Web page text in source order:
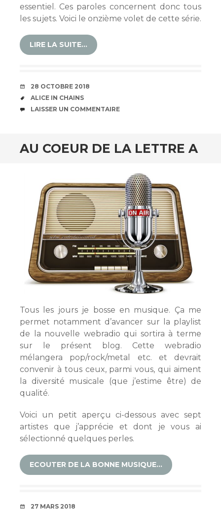
essentiel. Ces paroles concernent donc tous
les sujets. Voici le onzième volet de cette série.
LIRE LA SUITE…
DATE
28 OCTOBRE 2018
ÉTIQUETTES
ALICE IN CHAINS
COMMENTAIRES
LAISSER UN COMMENTAIRE
AU COEUR DE LA LETTRE A
Tous les jours je bosse en musique. Ça me
permet notamment d’avancer sur la playlist
de la nouvelle webradio qui sortira à terme
sur le présent blog. Cette webradio
mélangera pop/rock/metal etc. et devrait
convenir à tous ceux, parmi vous, qui aiment
la diversité musicale (que j’estime être) de
qualité.
Voici un petit aperçu ci-dessous avec sept
artistes que j’apprécie et dont je vous ai
sélectionné quelques perles.
ECOUTER DE LA BONNE MUSIQUE…
DATE
27 MARS 2018